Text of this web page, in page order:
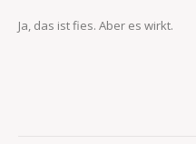
Ja, das ist fies. Aber es wirkt.